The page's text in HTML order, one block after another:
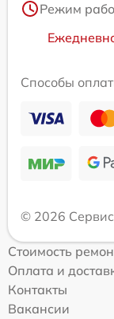
Режим
Способы
© 2026
Стоимость
Оплата и
Контакты
Вакансии